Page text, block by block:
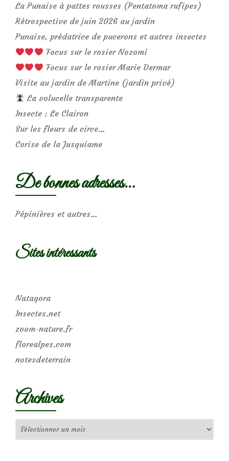
La Punaise à pattes rousses (Pentatoma rufipes)
Rétrospective de juin 2026 au jardin
Punaise, prédatrice de pucerons et autres insectes
Focus sur le rosier Nozomi
Focus sur le rosier Marie Dermar
Visite au jardin de Martine (jardin privé)
La volucelle transparente
Insecte : Le Clairon
Sur les fleurs de circe…
Corise de la Jusquiame
De bonnes adresses…
Pépinières et autres…
Sites intéressants
Natagora
Insectes.net
zoom-nature.fr
florealpes.com
notesdeterrain
Archives